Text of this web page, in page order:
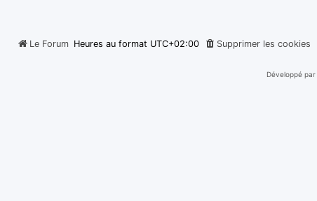
Le Forum Heures au format UTC+02:00 Supprimer les cookies
Développé par